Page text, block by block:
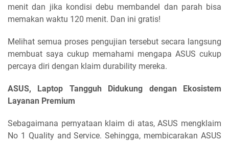
menit dan jika kondisi debu membandel dan parah bisa
memakan waktu 120 menit. Dan ini gratis!
Melihat semua proses pengujian tersebut secara langsung
membuat saya cukup memahami mengapa ASUS cukup
percaya diri dengan klaim durability mereka.
ASUS, Laptop Tangguh Didukung dengan Ekosistem
Layanan Premium
Sebagaimana pernyataan klaim di atas, ASUS mengklaim
No 1 Quality and Service. Sehingga, membicarakan ASUS